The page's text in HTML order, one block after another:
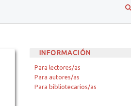
INFORMACIÓN
Para lectores/as
Para autores/as
Para bibliotecarios/as